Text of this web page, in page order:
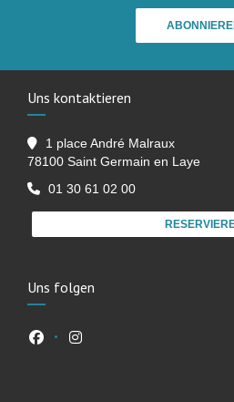
Uns kontaktieren
1 place André Malraux
78100 Saint Germain en Laye
01 30 61 02 00
Uns folgen
Facebook ((öffnet ein neues
Instagram ((öffnet ein